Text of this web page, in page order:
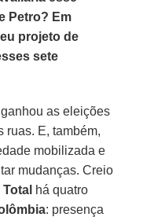
Petro? Em
projeto de
sete
as eleições
ruas. E, também,
mobilizada e
mudanças. Creio
Total há quatro
: presença